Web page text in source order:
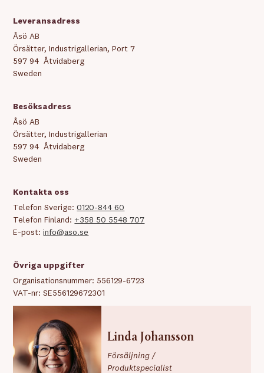
Leveransadress
Åsö AB
Örsätter, Industrigallerian, Port 7
597 94 Åtvidaberg
Sweden
Besöksadress
Åsö AB
Örsätter, Industrigallerian
597 94 Åtvidaberg
Sweden
Kontakta oss
Telefon Sverige:0120-844 60
Telefon Finland: +358 50 5548 707
E-post:info@aso.se
Övriga uppgifter
Organisationsnummer: 556129-6723
VAT-nr: SE556129672301
Linda Johansson
Försäljning /
Produktspecialist